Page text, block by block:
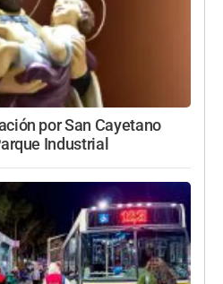
por San Cayetano
Industrial